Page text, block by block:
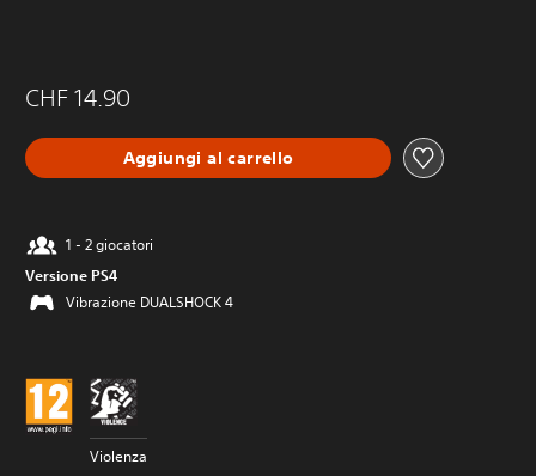
CHF 14.90
Aggiungi al carrello
1 - 2 giocatori
Versione PS4
Vibrazione DUALSHOCK 4
Violenza